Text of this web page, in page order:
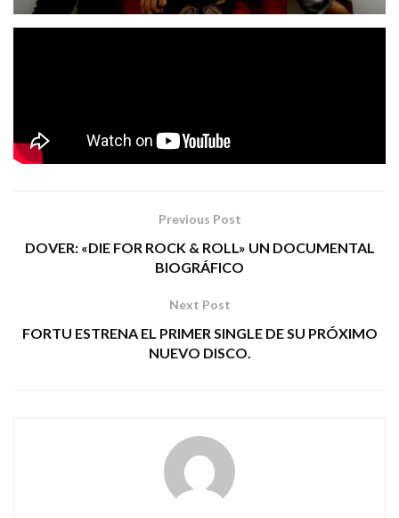
Tags: las sexpeares punk rock rebelión marginal
Previous Post
DOVER: «DIE FOR ROCK & ROLL» UN DOCUMENTAL
BIOGRÁFICO
Next Post
FORTU ESTRENA EL PRIMER SINGLE DE SU PRÓXIMO
NUEVO DISCO.